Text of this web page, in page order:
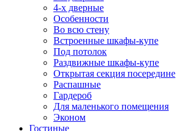
4-х дверные
Особенности
Во всю стену
Встроенные шкафы-купе
Под потолок
Раздвижные шкафы-купе
Открытая секция посередине
Распашные
Гардероб
Для маленького помещения
Эконом
Гостиные